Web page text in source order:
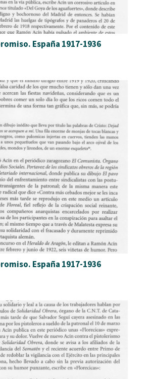
España 1917-1936
España 1917-1936